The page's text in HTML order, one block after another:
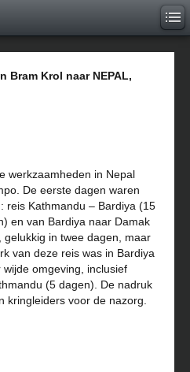
Bram Krol naar NEPAL,
werkzaamheden in Nepal
De eerste dagen waren
reis Kathmandu – Bardiya (15
en van Bardiya naar Damak
in twee dagen, maar
van deze reis was in Bardiya
omgeving, inclusief
(5 dagen). De nadruk
kringleiders voor de nazorg.